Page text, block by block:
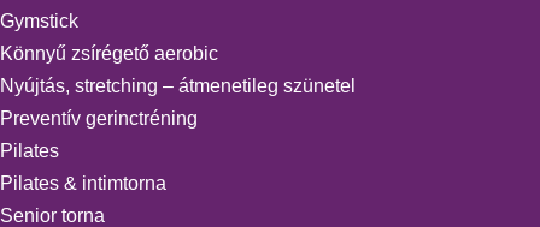
Gymstick
Könnyű zsírégető aerobic
Nyújtás, stretching – átmenetileg szünetel
Preventív gerinctréning
Pilates
Pilates & intimtorna
Senior torna